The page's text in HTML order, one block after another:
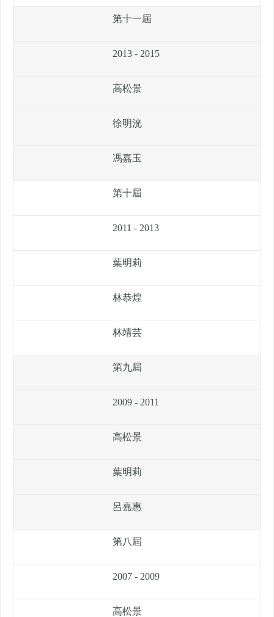
第十一屆
2013 - 2015
高松景
徐明洸
馮嘉玉
第十屆
2011 - 2013
葉明莉
林恭煌
林靖芸
第九屆
2009 - 2011
高松景
葉明莉
呂嘉惠
第八屆
2007 - 2009
高松景